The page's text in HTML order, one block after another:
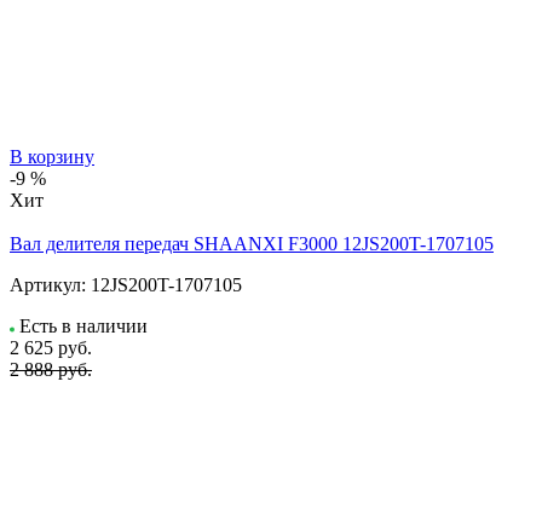
В корзину
-9 %
Хит
Вал делителя передач SHAANXI F3000 12JS200T-1707105
Артикул: 12JS200T-1707105
Есть в наличии
2 625 руб.
2 888 руб.